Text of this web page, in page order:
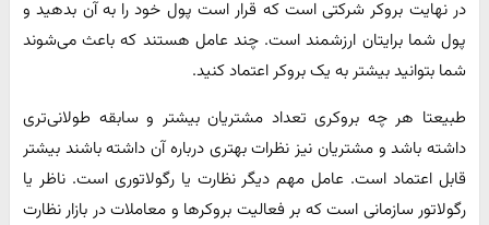
در نهایت بروکر شرکتی است که قرار است پول خود را به آن بدهید و
پول شما برایتان ارزشمند است. چند عامل هستند که باعث می‌شوند
شما بتوانید بیشتر به یک بروکر اعتماد کنید.
طبیعتا هر چه بروکری تعداد مشتریان بیشتر و سابقه طولانی‌تری
داشته باشد و مشتریان نیز نظرات بهتری درباره آن داشته باشند بیشتر
قابل اعتماد است. عامل مهم دیگر نظارت یا رگولاتوری است. ناظر یا
رگولاتور سازمانی است که بر فعالیت بروکرها و معاملات در بازار نظارت